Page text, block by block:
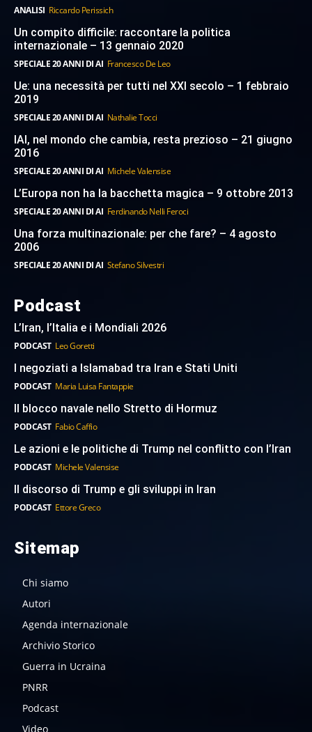
ANALISI Riccardo Perissich
Un compito difficile: raccontare la politica
internazionale – 13 gennaio 2020
SPECIALE 20 ANNI DI AI Francesco De Leo
Ue: una necessità per tutti nel XXI secolo – 1 febbraio
2019
SPECIALE 20 ANNI DI AI Nathalie Tocci
IAI, nel mondo che cambia, resta prezioso – 21 giugno
2016
SPECIALE 20 ANNI DI AI Michele Valensise
L’Europa non ha la bacchetta magica – 9 ottobre 2013
SPECIALE 20 ANNI DI AI Ferdinando Nelli Feroci
Una forza multinazionale: per che fare? – 4 agosto
2006
SPECIALE 20 ANNI DI AI Stefano Silvestri
Podcast
L’Iran, l’Italia e i Mondiali 2026
PODCAST Leo Goretti
I negoziati a Islamabad tra Iran e Stati Uniti
PODCAST Maria Luisa Fantappie
Il blocco navale nello Stretto di Hormuz
PODCAST Fabio Caffio
Le azioni e le politiche di Trump nel conflitto con l’Iran
PODCAST Michele Valensise
Il discorso di Trump e gli sviluppi in Iran
PODCAST Ettore Greco
Sitemap
Chi siamo
Autori
Agenda internazionale
Archivio Storico
Guerra in Ucraina
PNRR
Podcast
Video